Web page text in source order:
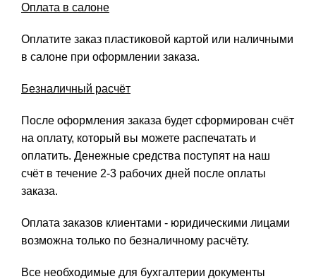
Оплата в салоне
Оплатите заказ пластиковой картой или наличными
в салоне при оформлении заказа.
Безналичный расчёт
После оформления заказа будет сформирован счёт
на оплату, который вы можете распечатать и
оплатить. Денежные средства поступят на наш
счёт в течение 2-3 рабочих дней после оплаты
заказа.
Оплата заказов клиентами - юридическими лицами
возможна только по безналичному расчёту.
Все необходимые для бухгалтерии документы